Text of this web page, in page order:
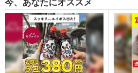
今、あなたにオススメ